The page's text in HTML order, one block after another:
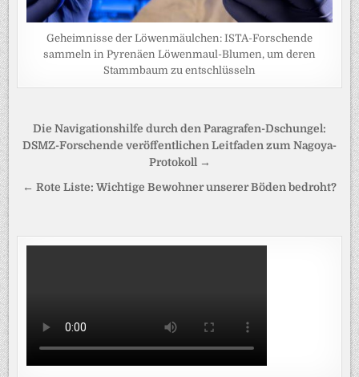
Geheimnisse der Löwenmäulchen: ISTA-Forschende
sammeln in Pyrenäen Löwenmaul-Blumen, um deren
Stammbaum zu entschlüsseln
Beitragsnavigation
Die Navigationshilfe durch den Paragrafen-Dschungel:
DSMZ-Forschende veröffentlichen Leitfaden zum Nagoya-
Protokoll →
← Rote Liste: Wichtige Bewohner unserer Böden bedroht?